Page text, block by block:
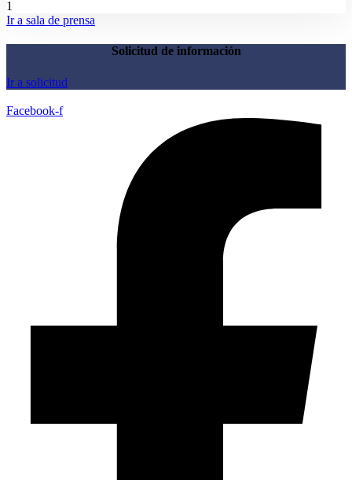
Ir a sala de prensa
Solicitud de información
Ir a solicitud
Facebook-f